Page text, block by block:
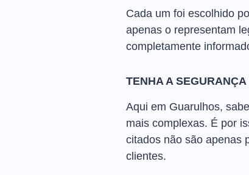
Cada um foi escolhido
apenas o representam
completamente
TENHA A
Aqui em Guarulhos,
mais complexas. É por
citados não são apenas
clientes.